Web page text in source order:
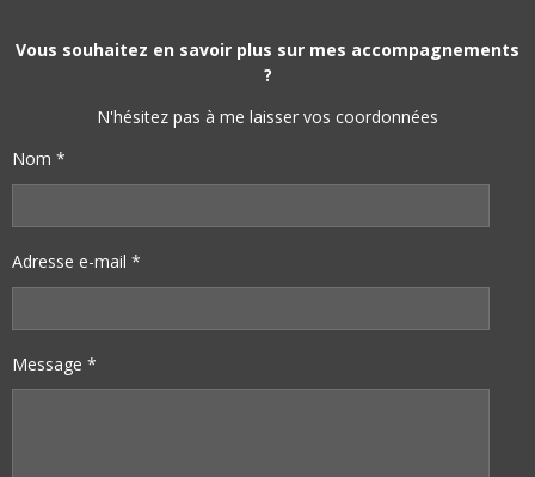
B
K
E
S
T
E
A
M
Vous souhaitez en savoir plus sur mes accompagnements
?
N'hésitez pas à me laisser vos coordonnées
Nom *
Adresse e-mail *
Message *